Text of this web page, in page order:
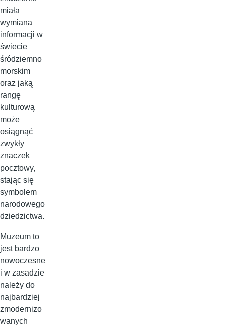
miała
wymiana
informacji w
świecie
śródziemno
morskim
oraz jaką
rangę
kulturową
może
osiągnąć
zwykły
znaczek
pocztowy,
stając się
symbolem
narodowego
dziedzictwa.
Muzeum to
jest bardzo
nowoczesne
i w zasadzie
należy do
najbardziej
zmodernizo
wanych